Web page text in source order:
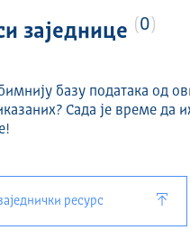
заједнице 0
базу података од
Сада је време да
ресурс